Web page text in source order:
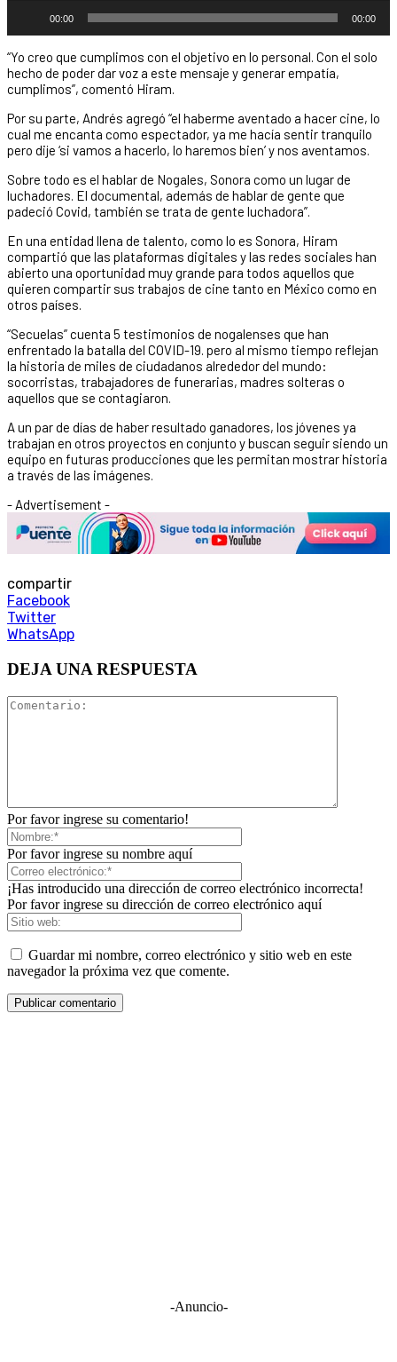
audio
00:00 00:00
“Yo creo que cumplimos con el objetivo en lo personal. Con el solo
hecho de poder dar voz a este mensaje y generar empatía,
cumplimos”, comentó Hiram.
Por su parte, Andrés agregó “el haberme aventado a hacer cine, lo
cual me encanta como espectador, ya me hacía sentir tranquilo
pero dije ‘si vamos a hacerlo, lo haremos bien’ y nos aventamos.
Sobre todo es el hablar de Nogales, Sonora como un lugar de
luchadores. El documental, además de hablar de gente que
padeció Covid, también se trata de gente luchadora”.
En una entidad llena de talento, como lo es Sonora, Hiram
compartió que las plataformas digitales y las redes sociales han
abierto una oportunidad muy grande para todos aquellos que
quieren compartir sus trabajos de cine tanto en México como en
otros países.
“Secuelas” cuenta 5 testimonios de nogalenses que han
enfrentado la batalla del COVID-19. pero al mismo tiempo reflejan
la historia de miles de ciudadanos alrededor del mundo:
socorristas, trabajadores de funerarias, madres solteras o
aquellos que se contagiaron.
A un par de días de haber resultado ganadores, los jóvenes ya
trabajan en otros proyectos en conjunto y buscan seguir siendo un
equipo en futuras producciones que les permitan mostrar historia
a través de las imágenes.
- Advertisement -
compartir
Facebook
Twitter
WhatsApp
DEJA UNA RESPUESTA
Por favor ingrese su comentario!
Por favor ingrese su nombre aquí
¡Has introducido una dirección de correo electrónico incorrecta!
Por favor ingrese su dirección de correo electrónico aquí
Guardar mi nombre, correo electrónico y sitio web en este
navegador la próxima vez que comente.
-Anuncio-